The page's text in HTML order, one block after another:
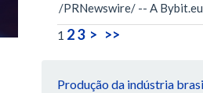
/PRNewswire/ -- A
1 23 > >>
Produção da indústria